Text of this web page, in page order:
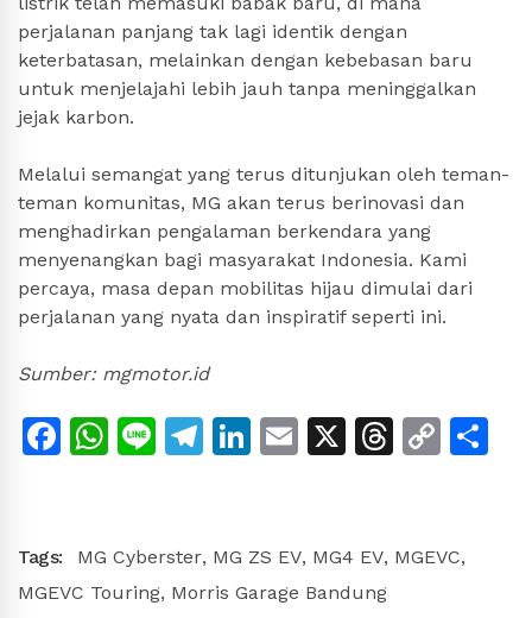
perjalanan panjang tak lagi identik dengan
keterbatasan, melainkan dengan kebebasan baru
untuk menjelajahi lebih jauh tanpa meninggalkan
jejak karbon.
Melalui semangat yang terus ditunjukan oleh teman-
teman komunitas, MG akan terus berinovasi dan
menghadirkan pengalaman berkendara yang
menyenangkan bagi masyarakat Indonesia. Kami
percaya, masa depan mobilitas hijau dimulai dari
perjalanan yang nyata dan inspiratif seperti ini.
Sumber: mgmotor.id
Facebook
WhatsApp
LineTelegram
LinkedIn
Email
X
Copy
Tags: MG Cyberster, MG ZS EV, MG4 EV, MGEVC,
MGEVC Touring, Morris Garage Bandung